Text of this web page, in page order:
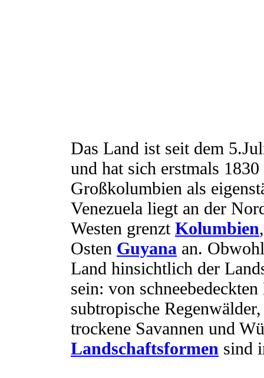
Das Land ist seit dem
und hat sich erstmals
Großkolumbien als
Venezuela liegt an der
Westen grenzt Kolumbien
Osten Guyana an.
Land hinsichtlich der
sein: von
subtropische
trockene Savannen und
Landschaftsformen sind